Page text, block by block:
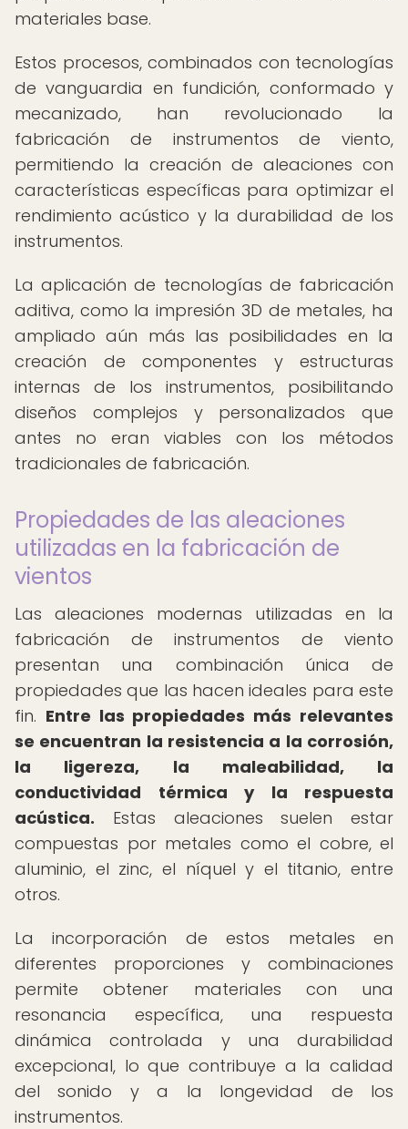
materiales base.
Estos procesos, combinados con tecnologías
de vanguardia en fundición, conformado y
mecanizado, han revolucionado la
fabricación de instrumentos de viento,
permitiendo la creación de aleaciones con
características específicas para optimizar el
rendimiento acústico y la durabilidad de los
instrumentos.
La aplicación de tecnologías de fabricación
aditiva, como la impresión 3D de metales, ha
ampliado aún más las posibilidades en la
creación de componentes y estructuras
internas de los instrumentos, posibilitando
diseños complejos y personalizados que
antes no eran viables con los métodos
tradicionales de fabricación.
Propiedades de las aleaciones
utilizadas en la fabricación de
vientos
Las aleaciones modernas utilizadas en la
fabricación de instrumentos de viento
presentan una combinación única de
propiedades que las hacen ideales para este
fin. Entre las propiedades más relevantes
se encuentran la resistencia a la corrosión,
la ligereza, la maleabilidad, la
conductividad térmica y la respuesta
acústica. Estas aleaciones suelen estar
compuestas por metales como el cobre, el
aluminio, el zinc, el níquel y el titanio, entre
otros.
La incorporación de estos metales en
diferentes proporciones y combinaciones
permite obtener materiales con una
resonancia específica, una respuesta
dinámica controlada y una durabilidad
excepcional, lo que contribuye a la calidad
del sonido y a la longevidad de los
instrumentos.